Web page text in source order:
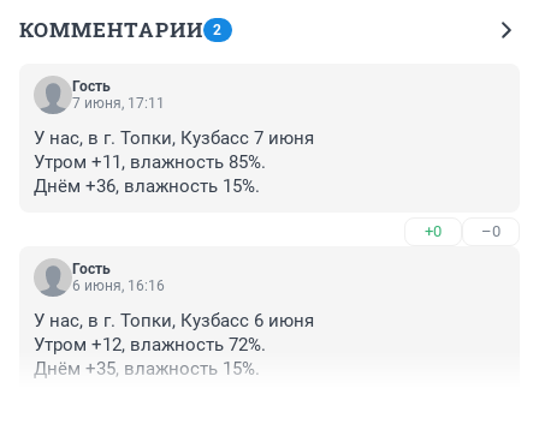
КОММЕНТАРИИ 2
Гость
7 июня, 17:11
У нас, в г. Топки, Кузбасс 7 июня
Утром +11, влажность 85%.
Днём +36, влажность 15%.
+0 –0
Гость
6 июня, 16:16
У нас, в г. Топки, Кузбасс 6 июня
Утром +12, влажность 72%.
Днём +35, влажность 15%.